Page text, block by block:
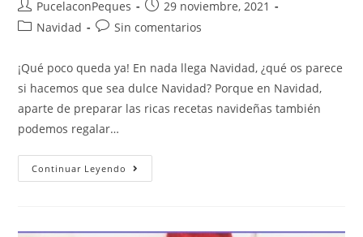
PucelaconPeques
29 noviembre, 2021
Navidad
Sin comentarios
¡Qué poco queda ya! En nada llega Navidad, ¿qué os parece
si hacemos que sea dulce Navidad? Porque en Navidad,
aparte de preparar las ricas recetas navideñas también
podemos regalar…
Continuar Leyendo